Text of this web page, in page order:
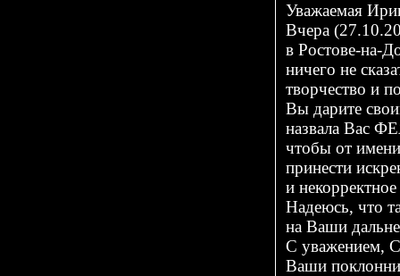
Уважаемая
Вчера
в Ростове-на-
ничего не
творчество и
Вы дарите
назвала Вас
чтобы от
принести
и
Надеюсь, что
на Ваши
С уважением,
Ваши